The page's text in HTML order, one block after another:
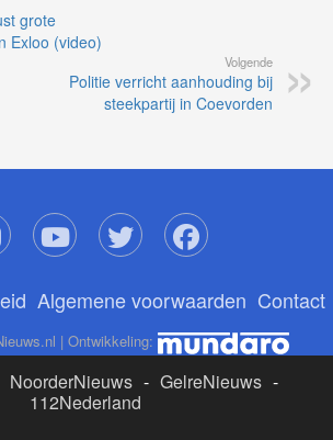
grote
Exloo (video)
Volgende
Politie verricht aanhouding bij
steekpartij in Coevorden
Algemene voorwaarden Contact
| Ontwikkeling:
NoorderNieuws - GelreNieuws -
112Nederland